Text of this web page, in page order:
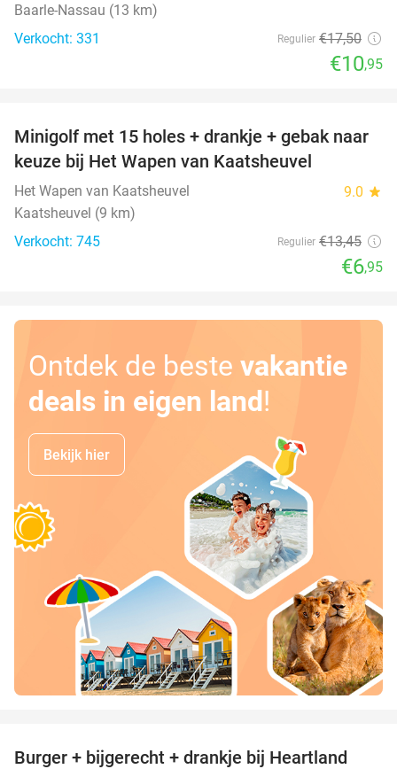
Baarle-Nassau (13 km)
Verkocht: 331
Regulier €17,50
€10,95
48%
Minigolf met 15 holes + drankje + gebak naar
keuze bij Het Wapen van Kaatsheuvel
Het Wapen van Kaatsheuvel 9.0 star
Kaatsheuvel (9 km)
Verkocht: 745
Regulier €13,45
€6,95
Ontdek de beste vakantie
deals in eigen land!
Bekijk hier
Burger + bijgerecht + drankje bij Heartland